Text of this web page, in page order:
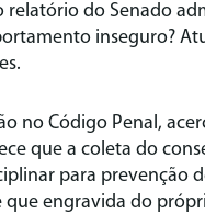
do Senado
inseguro?
no Código Penal,
que a coleta do
para prevenção
engravida do